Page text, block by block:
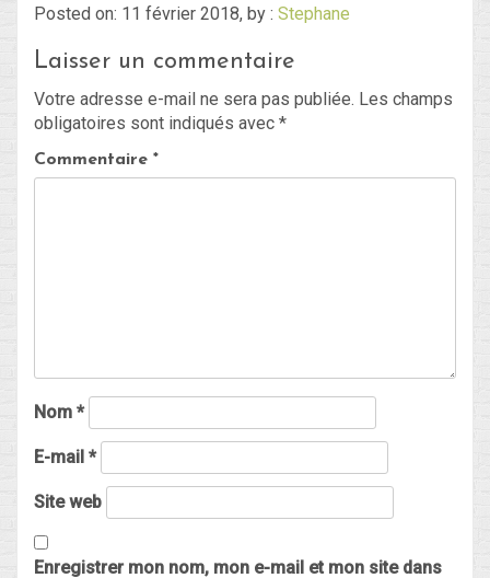
Blog
Non classé
Connexion
Posted on: 11 février 2018, by : Stephane
Laisser un commentaire
Votre adresse e-mail ne sera pas publiée. Les champs
obligatoires sont indiqués avec *
Commentaire *
Nom *
E-mail *
Site web
Enregistrer mon nom, mon e-mail et mon site dans